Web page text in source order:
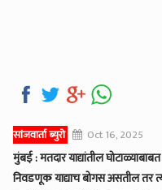
सांजवार्ता ब्युरो Oct 16, 2025
मुंबई : मतदार याद्यांतील
निवडणूक याद्याच बोगस असतील तर